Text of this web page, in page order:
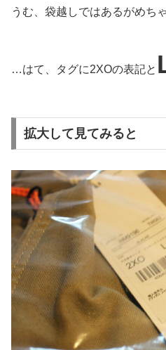
うむ、袋越しではあるがめち
…はて、タグに2XOの表記と
拡大して見てみると